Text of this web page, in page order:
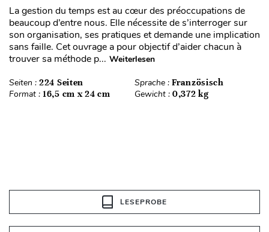
La gestion du temps est au cœur des préoccupations de
beaucoup d’entre nous. Elle nécessite de s’interroger sur
son organisation, ses pratiques et demande une implication
sans faille. Cet ouvrage a pour objectif d’aider chacun à
trouver sa méthode p... Weiterlesen
Seiten : 224 Seiten Sprache : Französisch
Format : 16,5 cm x 24 cm Gewicht : 0,372 kg
LESEPROBE